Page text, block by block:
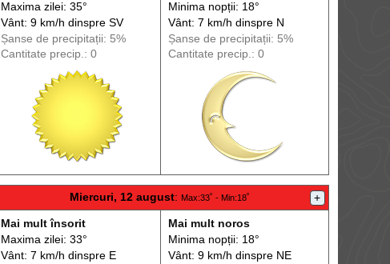
Maxima zilei: 35°
Vânt: 9 km/h dinspreSV
Șanse de precipitații: 5%
Cantitate precip.: 0
Minima nopții: 18°
Vânt: 7 km/h dinspreN
Șanse de precipitații: 5%
Cantitate precip.: 0
Miercuri, 12 august: Max:33˚ - Min:18˚ +
Mai mult însorit
Maxima zilei: 33°
Vânt: 7 km/h dinspreE
Mai mult noros
Minima nopții: 18°
Vânt: 9 km/h dinspreNE